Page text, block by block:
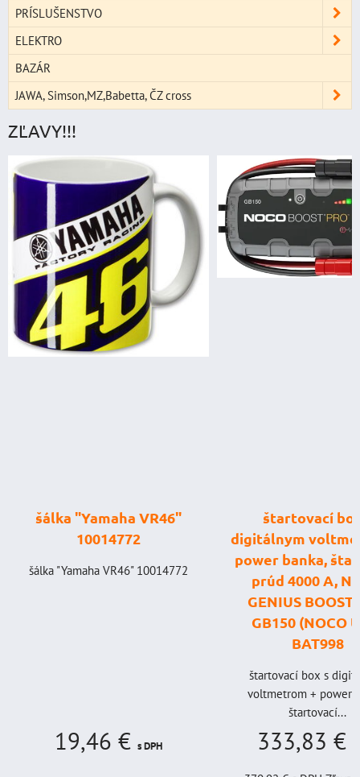
PRÍSLUŠENSTVO
ELEKTRO
BAZÁR
JAWA, Simson,MZ,Babetta, ČZ cross
ZĽAVY!!!
šálka "Yamaha VR46"
10014772
šálka "Yamaha VR46" 10014772
19,46 € s DPH
štartovací
digitálnym
power banka,
prúd 4000 A,
GENIUS BOOST
GB150 (NOCO
BAT998
štartovací box s
voltmetrom + power
štartovací...
333,83 €